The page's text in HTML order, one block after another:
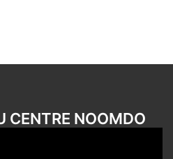
CENTRE NOOMDO